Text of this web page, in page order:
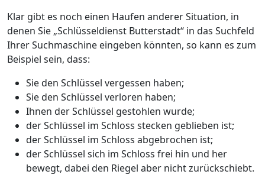
Klar gibt es noch einen Haufen anderer Situation, in
denen Sie „Schlüsseldienst Butterstadt“ in das Suchfeld
Ihrer Suchmaschine eingeben könnten, so kann es zum
Beispiel sein, dass:
Sie den Schlüssel vergessen haben;
Sie den Schlüssel verloren haben;
Ihnen der Schlüssel gestohlen wurde;
der Schlüssel im Schloss stecken geblieben ist;
der Schlüssel im Schloss abgebrochen ist;
der Schlüssel sich im Schloss frei hin und her
bewegt, dabei den Riegel aber nicht zurückschiebt.